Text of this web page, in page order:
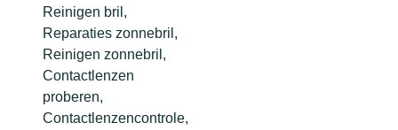
Reinigen bril,
Reparaties zonnebril,
Reinigen zonnebril,
Contactlenzen
proberen,
Contactlenzencontrole,